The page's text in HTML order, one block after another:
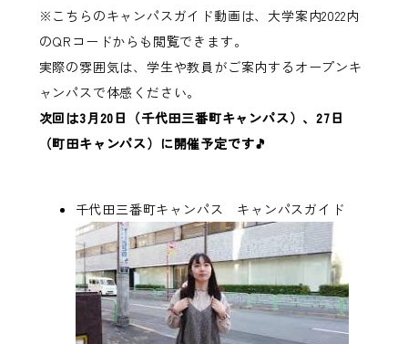
※こちらのキャンパスガイド動画は、大学案内2022内
のQRコードからも閲覧できます。
実際の雰囲気は、学生や教員がご案内するオープンキ
ャンパスで体感ください。
次回は3月20日（千代田三番町キャンパス）、27日
（町田キャンパス）に開催予定です🎵
千代田三番町キャンパス キャンパスガイド